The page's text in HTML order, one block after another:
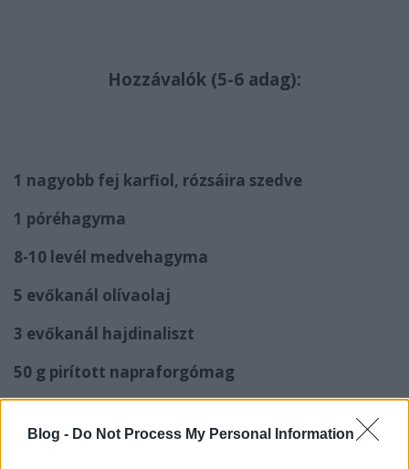
Blog - Do Not Process My Personal Information
Hozzávalók (5-6 adag):
1 nagyobb fej karfiol, rózsáira szedve
1 póréhagyma
8-10 levél medvehagyma
5 evőkanál olívaolaj
3 evőkanál hajdinaliszt
50 g pirított napraforgómag
1,2 liter zöldség alaplé